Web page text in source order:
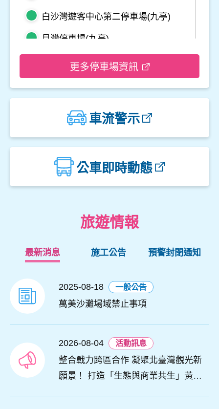
白沙灣遊客中心第二停車場(九亭)
月灣停車場(九亭)
野柳地質公園停車場
觀音山遊客中心停車場一
楓櫃斗湖停車場
中角灣停車場
更多停車場資訊
車流警示
公車即時動態
旅遊情報
最新消息
2025-08-18 一般公告
萬美沙灘場域禁止事項
2026-08-04 活動訊息
整合戰力跨區合作 凝聚北臺灣觀光新
願景！ 打造「生態與商業共生」黃金
施工公告 預警封閉通知